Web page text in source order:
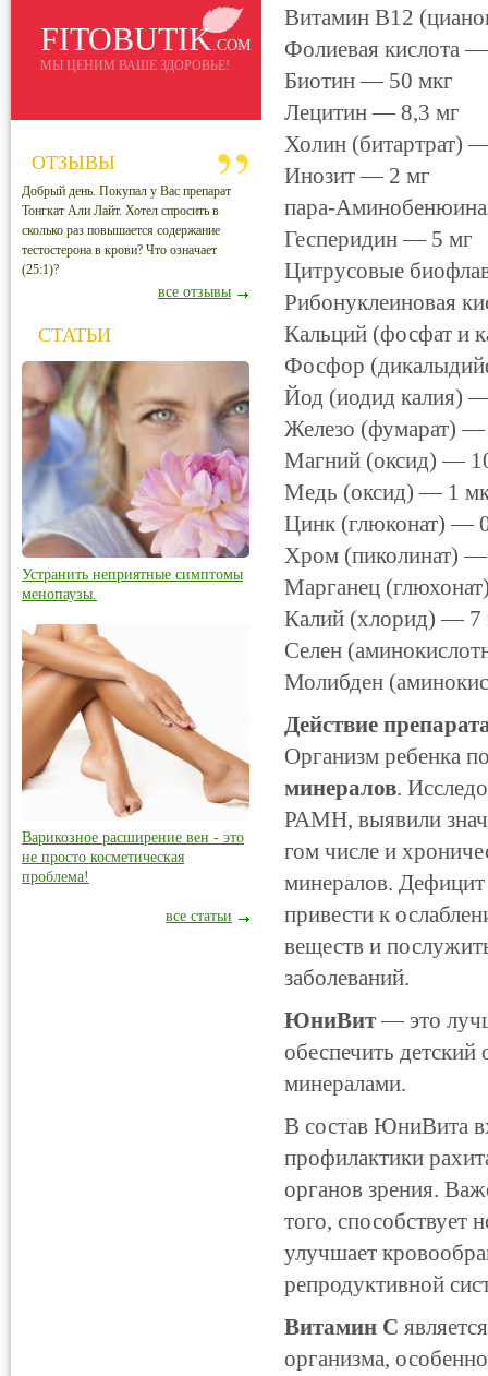
Витамин В12
Фолиевая кислота
Биотин — 50 мкг
Лецитин — 8,3 мг
Холин (битартрат)
Инозит — 2 мг
пара-
Гесперидин — 5 мг
Цитрусовые
Рибонуклеиновая
Кальций (фосфат и
Фосфор
Йод (иодид калия)
Железо (фумарат) —
Магний (оксид) —
Медь (оксид) — 1
Цинк (глюконат) —
Хром (пиколинат)
Марганец
Калий (хлорид) — 7
Селен
Молибден
Действие
Организм ребенка
минералов.
РАМН, выявили
гом числе и
минералов.
привести к
веществ и
заболеваний.
ЮниВит— это
обеспечить
минералами.
В состав ЮниВита
профилактики
органов зрения.
того, способствует
улучшает
репродуктивной
Витамин С
организма,
FITOBUTIK.COM
МЫ ЦЕНИМ ВАШЕ ЗДОРОВЬЕ!
ОТЗЫВЫ
Добрый день. Покупал у Вас препарат
Тонгкат Али Лайт. Хотел спросить в
сколько раз повышается содержание
тестостерона в крови? Что означает
(25:1)?
все отзывы
СТАТЬИ
Устранить неприятные симптомы
менопаузы.
Варикозное расширение вен - это
не просто косметическая
проблема!
все статьи